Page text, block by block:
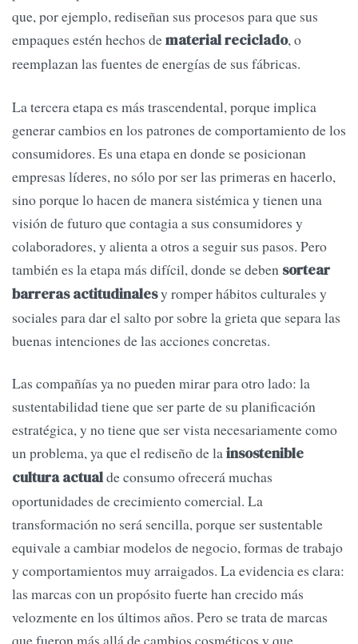
que, por ejemplo, rediseñan sus procesos para que sus
empaques estén hechos dematerial reciclado, o
reemplazan las fuentes de energías de sus fábricas.
La tercera etapa es más trascendental, porque implica
generar cambios en los patrones de comportamiento de los
consumidores. Es una etapa en donde se posicionan
empresas líderes, no sólo por ser las primeras en hacerlo,
sino porque lo hacen de manera sistémica y tienen una
visión de futuro que contagia a sus consumidores y
colaboradores, y alienta a otros a seguir sus pasos. Pero
también es la etapa más difícil, donde se deben sortear
barreras actitudinalesy romper hábitos culturales y
sociales para dar el salto por sobre la grieta que separa las
buenas intenciones de las acciones concretas.
Las compañías ya no pueden mirar para otro lado: la
sustentabilidad tiene que ser parte de su planificación
estratégica, y no tiene que ser vista necesariamente como
un problema, ya que el rediseño de lainsostenible
cultura actualde consumo ofrecerá muchas
oportunidades de crecimiento comercial. La
transformación no será sencilla, porque ser sustentable
equivale a cambiar modelos de negocio, formas de trabajo
y comportamientos muy arraigados. La evidencia es clara:
las marcas con un propósito fuerte han crecido más
velozmente en los últimos años. Pero se trata de marcas